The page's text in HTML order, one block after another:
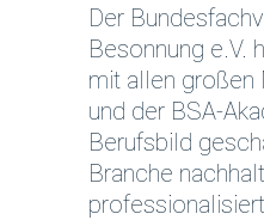
Der
Besonnung e.V.
mit allen großen
und der BSA-
Berufsbild
Branche